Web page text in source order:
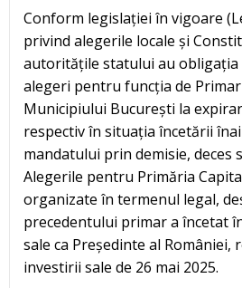
Conform legislației în vigoare
privind alegerile locale și
autoritățile statului au obligația
alegeri pentru funcția de
Municipiului București la
respectiv în situația încetării
mandatului prin demisie, deces
Alegerile pentru Primăria
organizate în termenul legal,
precedentului primar a încetat
sale ca Președinte al României,
investirii sale de 26 mai 2025.